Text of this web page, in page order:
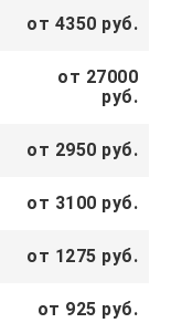
от 4350 руб.
от 27000
руб.
от 2950 руб.
от 3100 руб.
от 1275 руб.
от 925 руб.